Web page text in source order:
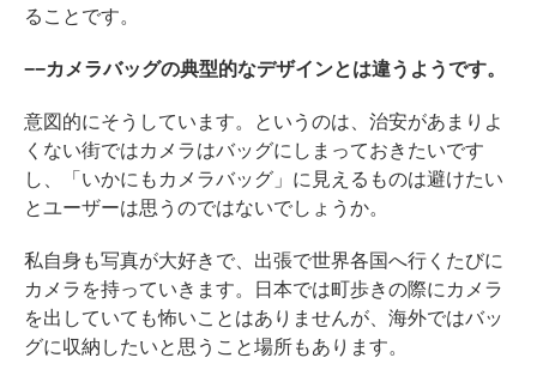
ることです。
−−カメラバッグの典型的なデザインとは違うようです。
意図的にそうしています。というのは、治安があまりよ
くない街ではカメラはバッグにしまっておきたいです
し、「いかにもカメラバッグ」に見えるものは避けたい
とユーザーは思うのではないでしょうか。
私自身も写真が大好きで、出張で世界各国へ行くたびに
カメラを持っていきます。日本では町歩きの際にカメラ
を出していても怖いことはありませんが、海外ではバッ
グに収納したいと思うこと場所もあります。